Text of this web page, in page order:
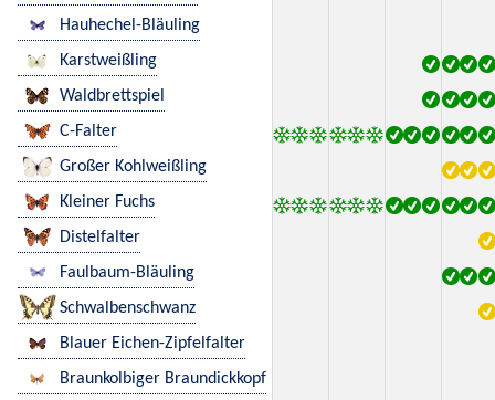
Hauhechel-Bläuling
Karstweißling
Waldbrettspiel
C-Falter
Großer Kohlweißling
Kleiner Fuchs
Distelfalter
Faulbaum-Bläuling
Schwalbenschwanz
Blauer Eichen-Zipfelfalter
Braunkolbiger Braundickkopf